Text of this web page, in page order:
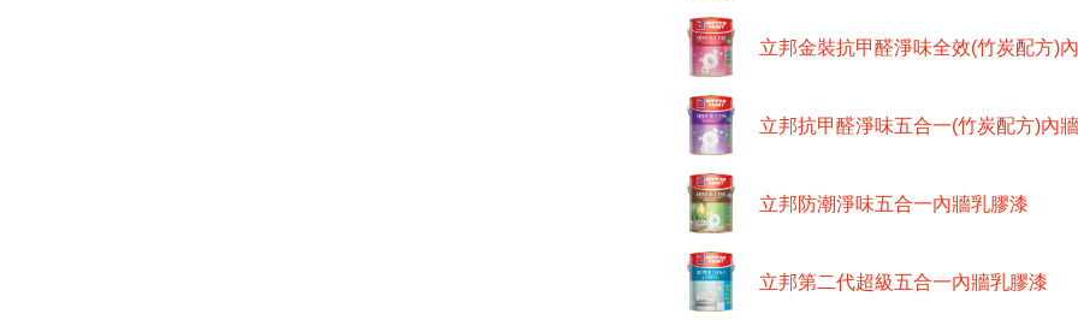
立邦金裝抗甲醛淨味全效(竹炭配方)
立邦抗甲醛淨味五合一(竹炭配方)內
立邦防潮淨味五合一內牆乳膠漆
立邦第二代超級五合一內牆乳膠漆